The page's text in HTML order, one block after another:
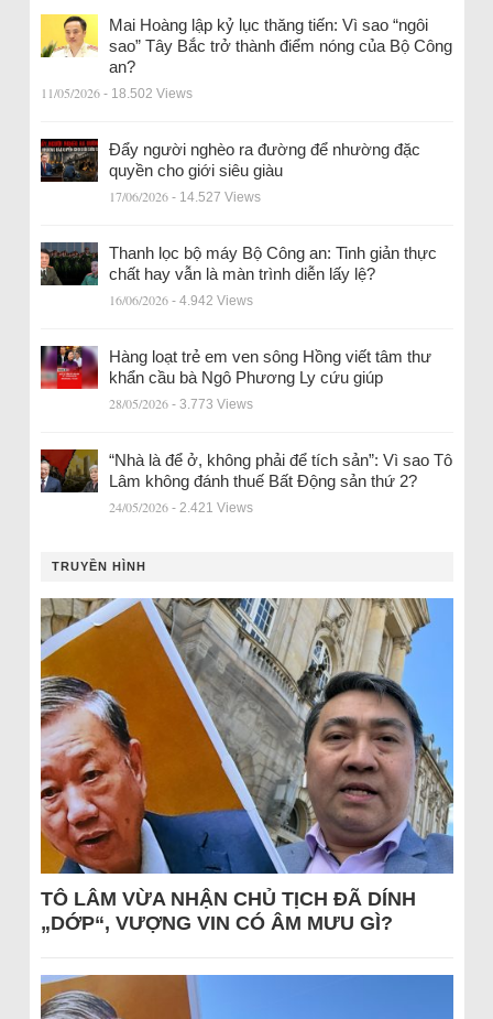
Mai Hoàng lập kỷ lục thăng tiến: Vì sao “ngôi
sao” Tây Bắc trở thành điểm nóng của Bộ Công
an?
11/05/2026 - 18.502 Views
Đẩy người nghèo ra đường để nhường đặc
quyền cho giới siêu giàu
17/06/2026 - 14.527 Views
Thanh lọc bộ máy Bộ Công an: Tinh giản thực
chất hay vẫn là màn trình diễn lấy lệ?
16/06/2026 - 4.942 Views
Hàng loạt trẻ em ven sông Hồng viết tâm thư
khẩn cầu bà Ngô Phương Ly cứu giúp
28/05/2026 - 3.773 Views
“Nhà là để ở, không phải để tích sản”: Vì sao Tô
Lâm không đánh thuế Bất Động sản thứ 2?
24/05/2026 - 2.421 Views
TRUYỀN HÌNH
TÔ LÂM VỪA NHẬN CHỦ TỊCH ĐÃ DÍNH
„DỚP“, VƯỢNG VIN CÓ ÂM MƯU GÌ?